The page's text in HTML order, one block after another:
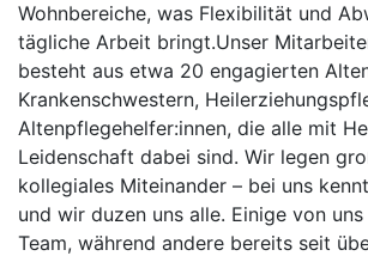
Wohnbereiche, was Flexibilität und
tägliche Arbeit bringt.Unser
besteht aus etwa 20 engagierten
Krankenschwestern,
Altenpflegehelfer:innen, die alle mit
Leidenschaft dabei sind. Wir legen
kollegiales Miteinander – bei uns
und wir duzen uns alle. Einige von
Team, während andere bereits seit